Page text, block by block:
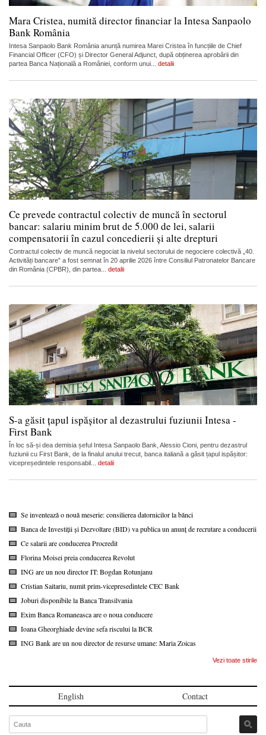
Mara Cristea, numită director financiar la Intesa Sanpaolo
Bank România
Intesa Sanpaolo Bank România anunță numirea Marei Cristea în funcțiile de Chief
Financial Officer (CFO) și Director General Adjunct, după obținerea aprobării din
partea Banca Națională a României, conform unui... detalii
Ce prevede contractul colectiv de muncă în sectorul
bancar: salariu minim brut de 5.000 de lei, salarii
compensatorii în cazul concedierii și alte drepturi
Contractul colectiv de muncă negociat la nivelul sectorului de negociere colectivă „40.
Activități bancare” a fost semnat în 20 aprilie 2026 între Consiliul Patronatelor Bancare
din România (CPBR), din partea... detalii
S-a găsit țapul ispășitor al dezastrului fuziunii Intesa -
First Bank
În loc să-și dea demisia șeful Intesa Sanpaolo Bank, Alessio Cioni, pentru dezastrul
fuziunii cu First Bank, de la finalul anului trecut, banca italiană a găsit țapul ispășitor:
vicepreședintele responsabil... detalii
Se inventează o nouă meserie: consilierea datornicilor la bănci
Banca de Investiții și Dezvoltare (BID) va publica un anunț de recrutare a conducerii
Ce salarii are conducerea Procredit
Florina Moisei preia conducerea Revolut
ING are un nou director IT: Bogdan Rotunjanu
Cristian Saitariu, numit prim-vicepresedintele CEC Bank
Joburi disponibile la Banca Transilvania
Exim Banca Romaneasca are o noua conducere
Ioana Gheorghiade devine sefa riscului la BCR
ING Bank are un nou director de resurse umane: Maria Zoicas
Vezi toate stirile
English Contact